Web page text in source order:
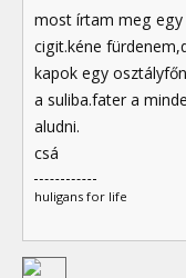
most írtam meg egy
cigit.kéne
kapok egy
a suliba.fater a
aludni.
csá
huligans for life